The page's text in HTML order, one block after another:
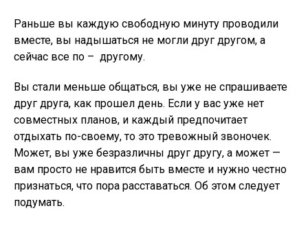
Раньше вы каждую свободную минуту проводили
вместе, вы надышаться не могли друг другом, а
сейчас все по – другому.
Вы стали меньше общаться, вы уже не спрашиваете
друг друга, как прошел день. Если у вас уже нет
совместных планов, и каждый предпочитает
отдыхать по-своему, то это тревожный звоночек.
Может, вы уже безразличны друг другу, а может —
вам просто не нравится быть вместе и нужно честно
признаться, что пора расставаться. Об этом следует
подумать.